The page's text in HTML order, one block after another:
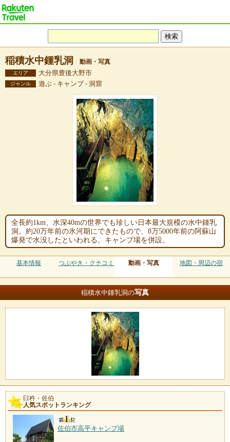
稲積水中鍾乳洞 動画・写真
エリア 大分県豊後大野市
ジャンル 遊ぶ - キャンプ - 洞窟
全長約1km、水深40mの世界でも珍しい日本最大規模の水中鍾乳
洞。約20万年前の氷河期にできたもので、8万5000年前の阿蘇山
爆発で水没したといわれる。キャンプ場を併設。
基本情報 つぶやき・クチコミ 動画・写真 地図・周辺の宿
稲積水中鍾乳洞の写真
臼杵・佐伯
人気スポットランキング
佐伯市高平キャンプ場